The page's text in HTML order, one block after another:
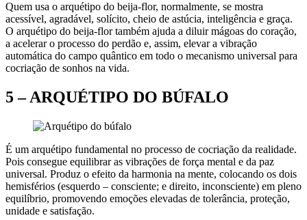
Quem usa o arquétipo do beija-flor, normalmente, se mostra
acessível, agradável, solícito, cheio de astúcia, inteligência e graça.
O arquétipo do beija-flor também ajuda a diluir mágoas do coração,
a acelerar o processo do perdão e, assim, elevar a vibração
automática do campo quântico em todo o mecanismo universal para
cocriação de sonhos na vida.
5 –ARQUÉTIPO DO BÚFALO
É um arquétipo fundamental no processo de cocriação da realidade.
Pois consegue equilibrar as vibrações de força mental e da paz
universal. Produz o efeito da harmonia na mente, colocando os dois
hemisférios (esquerdo – consciente; e direito, inconsciente) em pleno
equilíbrio, promovendo emoções elevadas de tolerância, proteção,
unidade e satisfação.